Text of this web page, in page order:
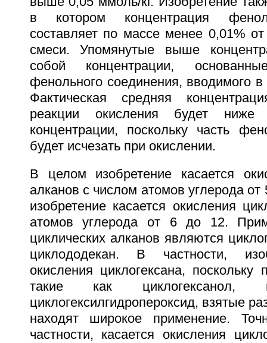
в котором концентрация
составляет по массе менее 0,01%
смеси. Упомянутые выше
собой концентрации,
фенольного соединения, вводимого
Фактическая средняя
реакции окисления будет ниже
концентрации, поскольку часть
будет исчезать при окислении.
В целом изобретение касается
алканов с числом атомов углерода от
изобретение касается окисления
атомов углерода от 6 до 12.
циклических алканов являются
циклододекан. В частности,
окисления циклогексана, поскольку
такие как циклогексанол,
циклогексилгидропероксид, взятые
находят широкое применение.
частности, касается окисления